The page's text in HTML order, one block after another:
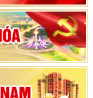
Đại hội đại biểu
lần thứ XX, nhiệm kỳ
Yên Thọ lần thứ I,
lần thứ nhất,